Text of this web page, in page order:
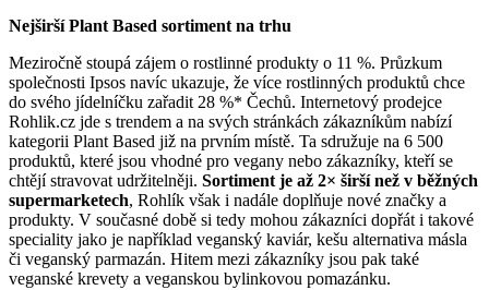
Nejširší Plant Based sortiment na trhu
Meziročně stoupá zájem o rostlinné produkty o 11 %. Průzkum
společnosti Ipsos navíc ukazuje, že více rostlinných produktů chce
do svého jídelníčku zařadit 28 %* Čechů. Internetový prodejce
Rohlik.cz jde s trendem a na svých stránkách zákazníkům nabízí
kategorii Plant Based již na prvním místě. Ta sdružuje na 6 500
produktů, které jsou vhodné pro vegany nebo zákazníky, kteří se
chtějí stravovat udržitelněji. Sortiment je až 2× širší než v běžných
supermarketech, Rohlík však i nadále doplňuje nové značky a
produkty. V současné době si tedy mohou zákazníci dopřát i takové
speciality jako je například veganský kaviár, kešu alternativa másla
či veganský parmazán. Hitem mezi zákazníky jsou pak také
veganské krevety a veganskou bylinkovou pomazánku.